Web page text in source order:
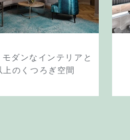
ダンなインテリアと
上のくつろぎ空間